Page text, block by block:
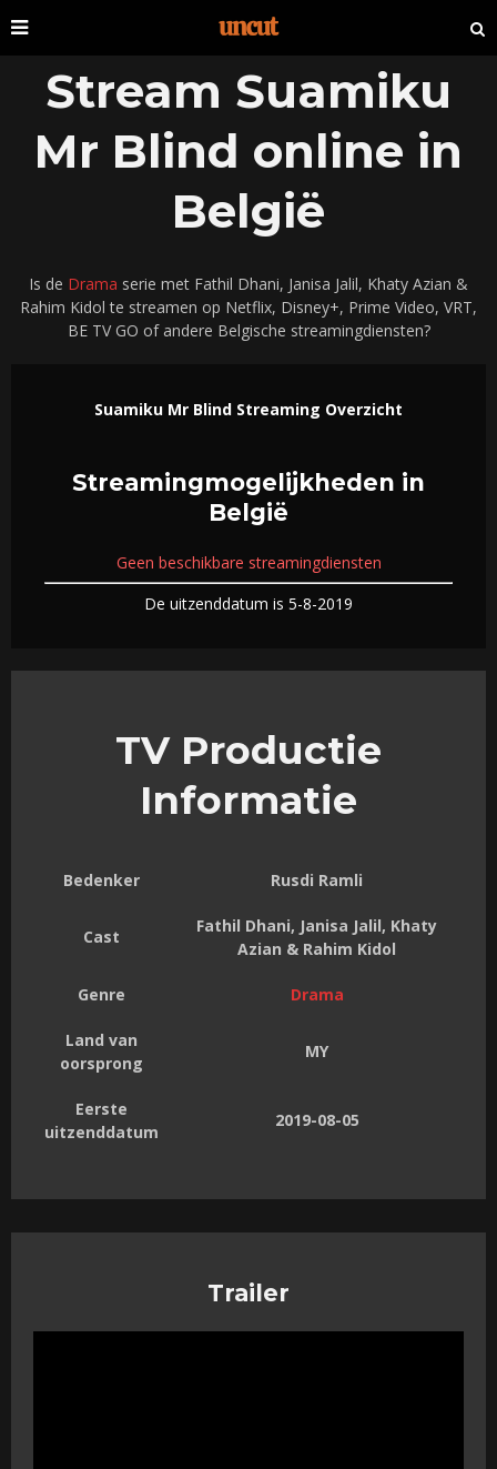
Stream Suamiku
Mr Blind online in
België
Is de Drama serie met Fathil Dhani, Janisa Jalil, Khaty Azian &
Rahim Kidol te streamen op Netflix, Disney+, Prime Video, VRT,
BE TV GO of andere Belgische streamingdiensten?
Suamiku Mr Blind Streaming Overzicht
Streamingmogelijkheden in
België
Geen beschikbare streamingdiensten
De uitzenddatum is 5-8-2019
TV Productie
Informatie
Bedenker Rusdi Ramli
Cast
Fathil Dhani, Janisa Jalil, Khaty
Azian & Rahim Kidol
Genre Drama
Land van
oorsprong
MY
Eerste
uitzenddatum
2019-08-05
Trailer